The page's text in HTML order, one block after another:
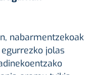
nabarmentzekoak
jolas